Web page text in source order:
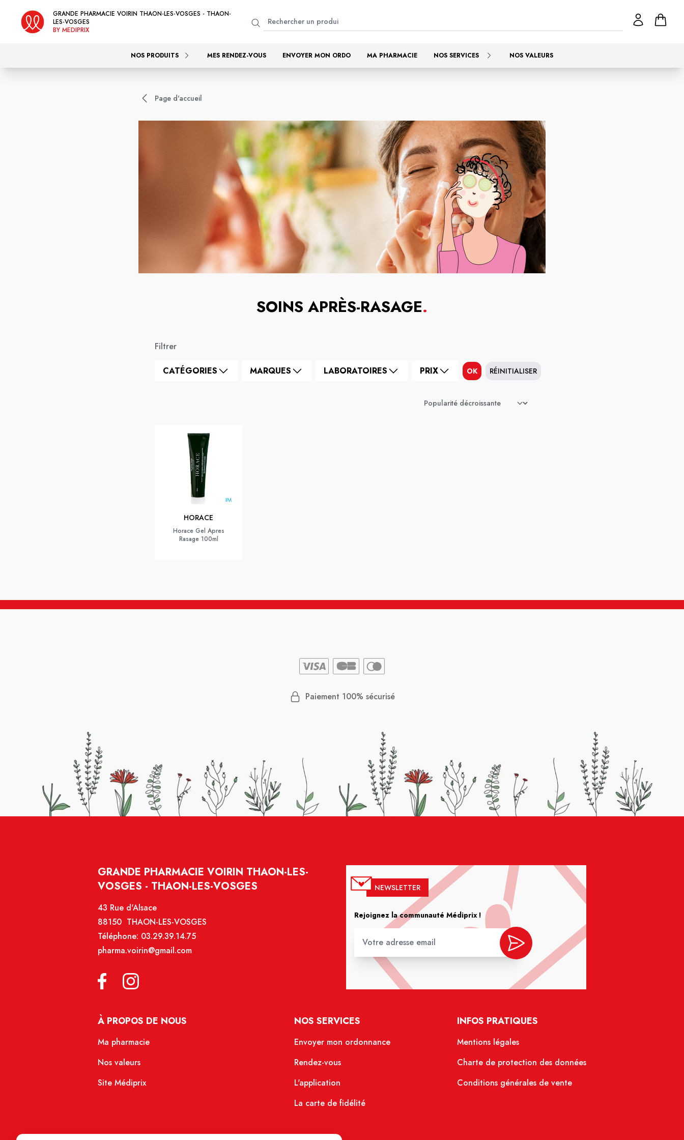
GRANDE PHARMACIE VOIRIN THAON-LES-VOSGES - THAON-
LES-VOSGES
BY MEDIPRIX
NOS PRODUITS MES RENDEZ-VOUS ENVOYER MON ORDO MA PHARMACIE NOS SERVICES NOS VALEURS
Page d'accueil
SOINS APRÈS-RASAGE.
Filtrer
CATÉGORIES MARQUES LABORATOIRES PRIX OK RÉINITIALISER
HORACE
Horace Gel Apres
Rasage 100ml
Paiement 100% sécurisé
GRANDE PHARMACIE VOIRIN THAON-LES-
VOSGES - THAON-LES-VOSGES
43 Rue d'Alsace
88150 THAON-LES-VOSGES
Téléphone: 03.29.39.14.75
pharma.voirin@gmail.com
NEWSLETTER
Rejoignez la communauté Médiprix !
À PROPOS DE NOUS
Ma pharmacie
Nos valeurs
Site Médiprix
NOS SERVICES
Envoyer mon ordonnance
Rendez-vous
L'application
La carte de fidélité
INFOS PRATIQUES
Mentions légales
Charte de protection des données
Conditions générales de vente